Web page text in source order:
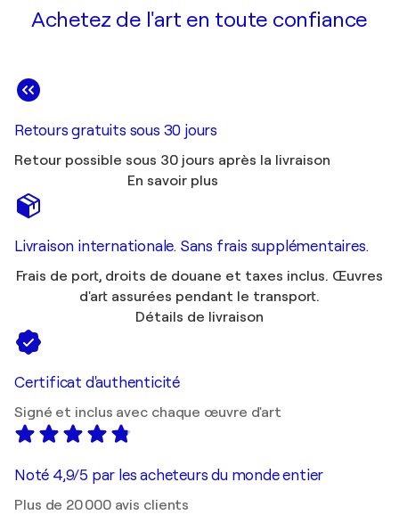
Achetez de l'art en toute confiance
Retours gratuits sous 30 jours
Retour possible sous 30 jours après la livraison
En savoir plus
Livraison internationale. Sans frais supplémentaires.
Frais de port, droits de douane et taxes inclus. Œuvres
d'art assurées pendant le transport.
Détails de livraison
Certificat d'authenticité
Signé et inclus avec chaque œuvre d'art
Noté 4,9/5 par les acheteurs du monde entier
Plus de 20 000 avis clients